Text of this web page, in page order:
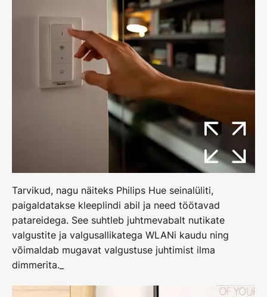
Tarvikud, nagu näiteks Philips Hue seinalüliti,
paigaldatakse kleeplindi abil ja need töötavad
patareidega. See suhtleb juhtmevabalt nutikate
valgustite ja valgusallikatega WLANi kaudu ning
võimaldab mugavat valgustuse juhtimist ilma
dimmerita._